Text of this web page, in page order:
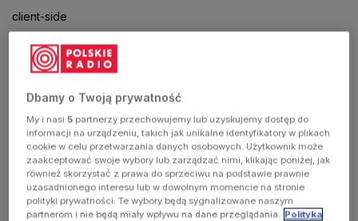
client-side
exception
has
occurred
(see the
browser
Dbamy o Twoją prywatność
My i nasi5 partnerzy przechowujemy lub uzyskujemy dostęp do
informacji na urządzeniu, takich jak unikalne identyfikatory w plikach
cookie w celu przetwarzania danych osobowych. Użytkownik może
zaakceptować swoje wybory lub zarządzać nimi, klikając poniżej, jak
również skorzystać z prawa do sprzeciwu na podstawie prawnie
uzasadnionego interesu lub w dowolnym momencie na stronie
polityki prywatności. Te wybory będą sygnalizowane naszym
partnerom i nie będą miały wpływu na dane przeglądania. Polityka